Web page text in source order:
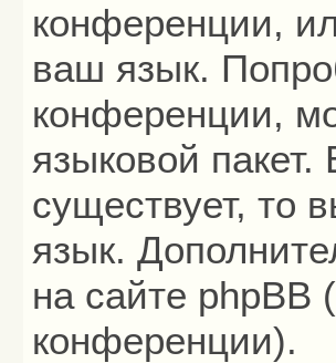
конференции,
ваш язык.
конференции,
языковой пакет.
существует, то
язык.
на сайте phpBB
конференции).